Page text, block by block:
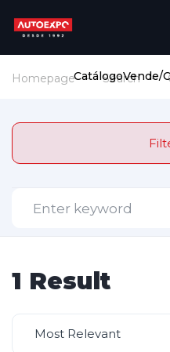
CatálogoVende/
Homepage Search
1 Result
Most Relevant